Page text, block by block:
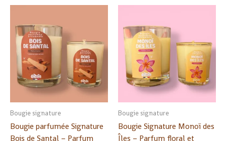
Bougie signature
Bougie parfumée Signature
Bois de Santal – Parfum
à
24,00 €
plusieurs
variations.
options
peuvent
sur
Bougie signature
Bougie Signature Monoï des
Îles – Parfum floral et
à
24,00 €
Les
sur